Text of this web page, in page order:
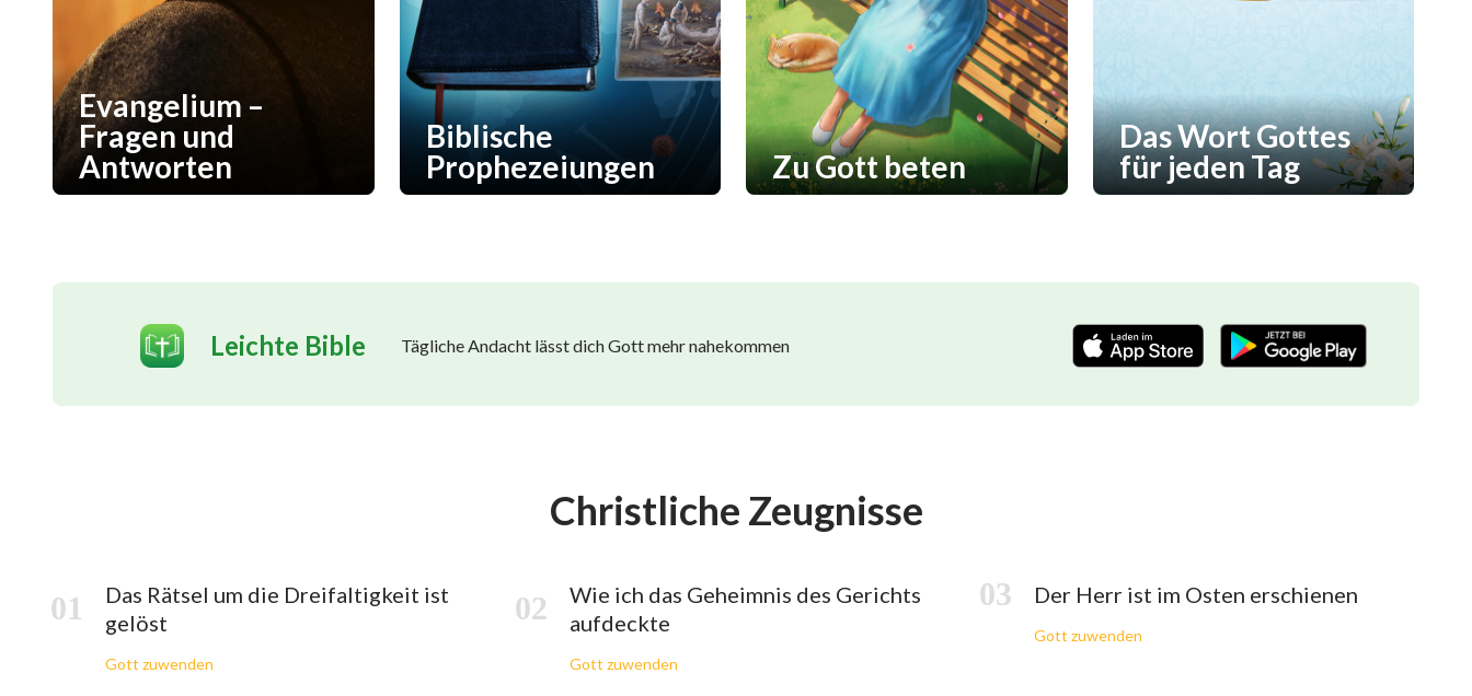
Evangelium –
Fragen und
Antworten
Biblische
Prophezeiungen
Zu Gott beten
Das Wort Gottes
für jeden Tag
Leichte Bible Tägliche Andacht lässt dich Gott mehr nahekommen
Christliche Zeugnisse
Das Rätsel um die Dreifaltigkeit ist
gelöst
Gott zuwenden
Wie ich das Geheimnis des Gerichts
aufdeckte
Gott zuwenden
Der Herr ist im Osten erschienen
Gott zuwenden